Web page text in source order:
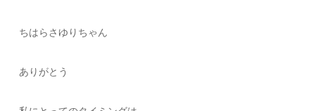
ちはらさゆりちゃん
ありがとう